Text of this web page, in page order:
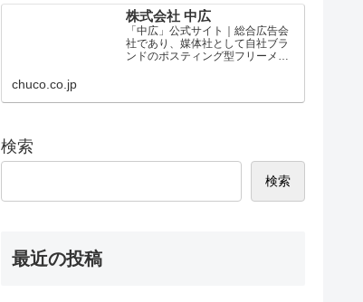
株式会社 中広
「中広」公式サイト｜総合広告会
社であり、媒体社として自社ブラ
ンドのポスティング型フリーメデ
chuco.co.jp
検索
検索
最近の投稿